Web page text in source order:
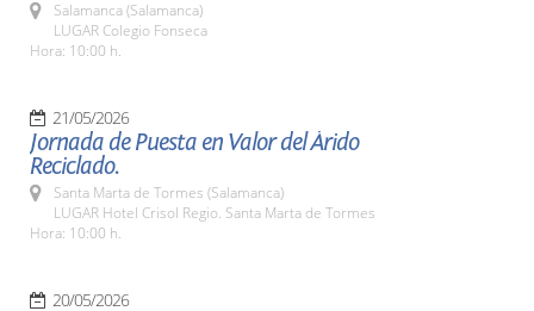
Salamanca (Salamanca)
LUGAR Colegio Fonseca
Hora: 10:00 h.
21/05/2026
Jornada de Puesta en Valor del Árido
Reciclado.
Santa Marta de Tormes (Salamanca)
LUGAR Hotel Crisol Regio. Santa Marta de Tormes
Hora: 10:00 h.
20/05/2026